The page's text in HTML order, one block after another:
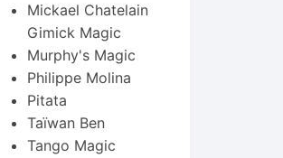
Mickael Chatelain
Gimick Magic
Murphy's Magic
Philippe Molina
Pitata
Taïwan Ben
Tango Magic